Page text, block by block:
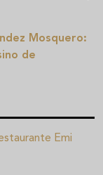
Mosquero:
de
Emi